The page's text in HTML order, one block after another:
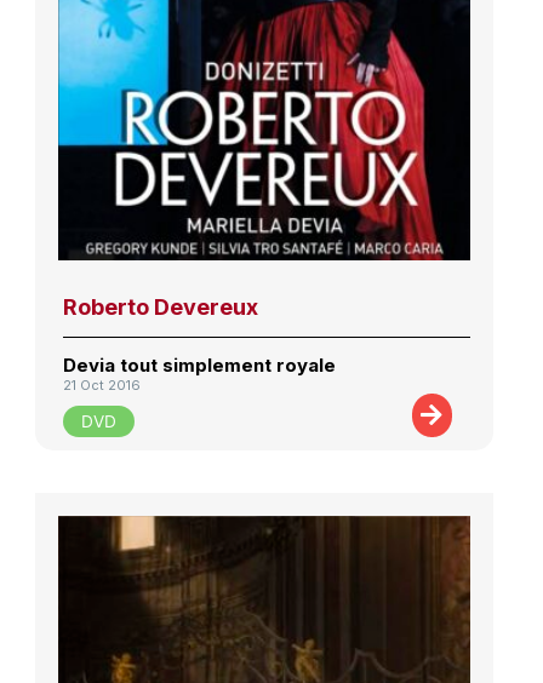
Roberto Devereux
Devia tout simplement royale
21 Oct 2016
DVD